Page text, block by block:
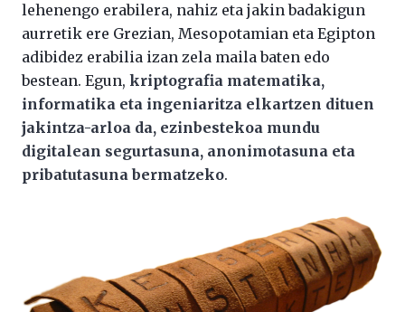
lehenengo erabilera, nahiz eta jakin badakigun
aurretik ere Grezian, Mesopotamian eta Egipton
adibidez erabilia izan zela maila baten edo
bestean. Egun, kriptografia matematika,
informatika eta ingeniaritza elkartzen dituen
jakintza-arloa da, ezinbestekoa mundu
digitalean segurtasuna, anonimotasuna eta
pribatutasuna bermatzeko.